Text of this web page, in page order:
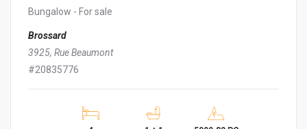
Bungalow - For sale
Brossard
3925, Rue Beaumont
#20835776